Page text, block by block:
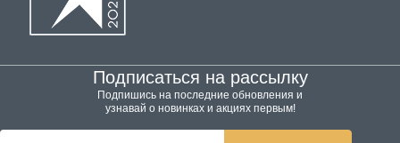
Подписаться на рассылку
Подпишись на последние обновления и
узнавай о новинках и акциях первым!